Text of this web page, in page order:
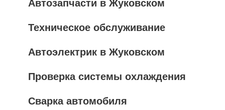
Автозапчасти в Жуковском
Техническое обслуживание
Автоэлектрик в Жуковском
Проверка системы охлаждения
Сварка автомобиля